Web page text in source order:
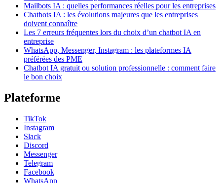
Mailbots IA : quelles performances réelles pour les entreprises
Chatbots IA : les évolutions majeures que les entreprises
doivent connaître
Les 7 erreurs fréquentes lors du choix d’un chatbot IA en
entreprise
WhatsApp, Messenger, Instagram : les plateformes IA
préférées des PME
Chatbot IA gratuit ou solution professionnelle : comment faire
le bon choix
Plateforme
TikTok
Instagram
Slack
Discord
Messenger
Telegram
Facebook
WhatsApp